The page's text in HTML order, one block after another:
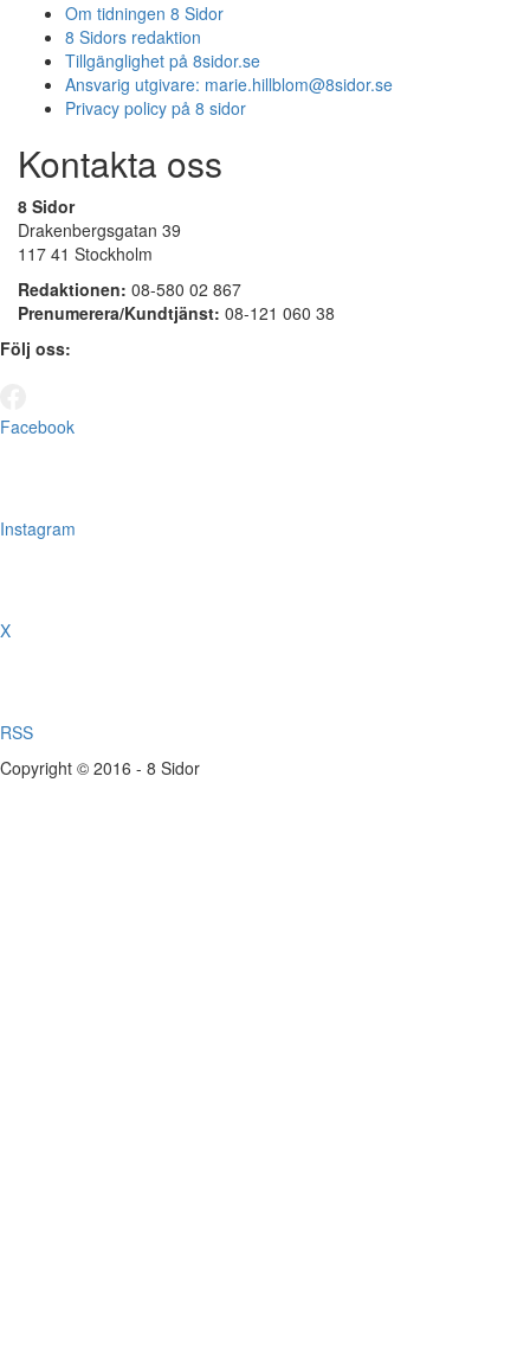
Om tidningen 8 Sidor
8 Sidors redaktion
Tillgänglighet på 8sidor.se
Ansvarig utgivare: marie.hillblom@8sidor.se
Privacy policy på 8 sidor
Kontakta oss
8 Sidor
Drakenbergsgatan 39
117 41 Stockholm
Redaktionen: 08-580 02 867
Prenumerera/Kundtjänst: 08-121 060 38
Följ oss:
Facebook
Instagram
X
RSS
Copyright © 2016 - 8 Sidor